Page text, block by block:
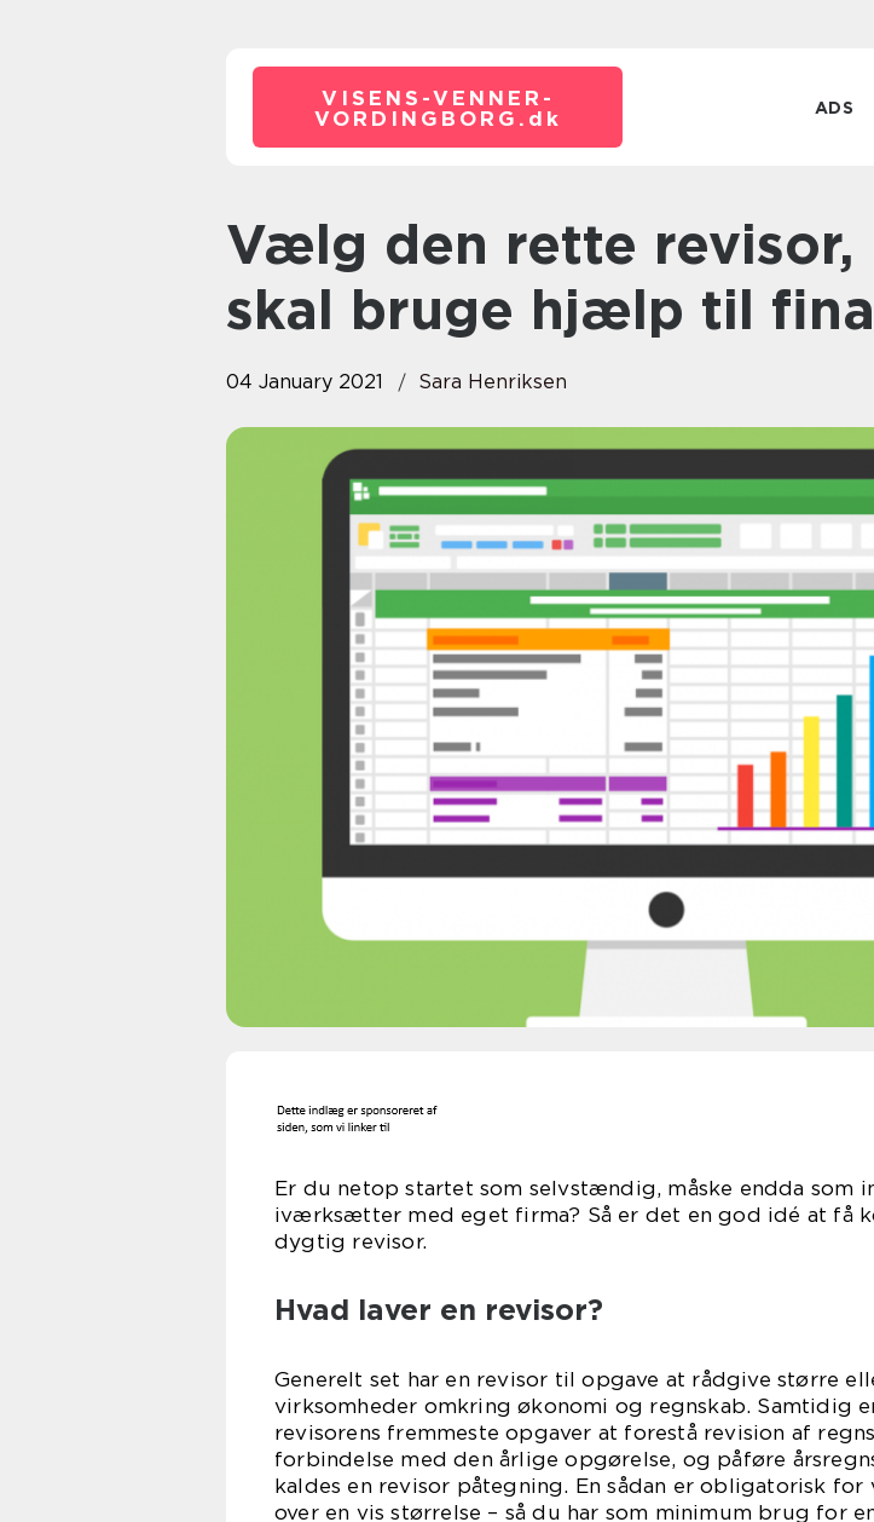
VISENS-VENNER-
VORDINGBORG. dk ADS
Vælg den rette revisor, når du
skal bruge hjælp til
04 January 2021 Sara Henriksen
Er du netop startet som selvstændig, måske endda som
iværksætter med eget firma? Så er det en god idé at få
dygtig revisor.
Hvad laver en revisor?
Generelt set har en revisor til opgave at rådgive større
virksomheder omkring økonomi og regnskab. Samtidig
revisorens fremmeste opgaver at forestå revision af
forbindelse med den årlige opgørelse, og påføre
kaldes en revisor påtegning. En sådan er obligatorisk for
over en vis størrelse – så du har som minimum brug for